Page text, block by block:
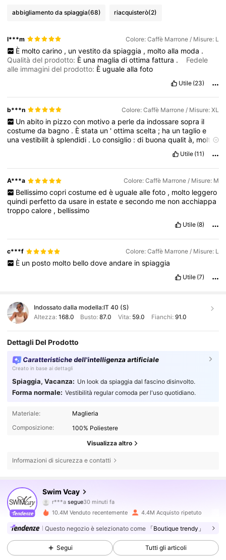
abbigliamento da spiaggia(68) riacquisterò(2)
l***m Colore: Caffè Marrone / Misure: L
È molto carino , un vestito da spiaggia , molto alla moda .
Qualità del prodotto: È una magliadiottimafattura .
Fedele
alle immagini del prodotto: È ugualeallafoto
Utile (23)
b***n Colore: Caffè Marrone / Misure: XL
Un abito in pizzo con motivo a perle da indossare sopra il
costumeda bagno . Èstata un 'ottimascelta ; ha untaglioe
unavestibilitàsplendidi . Loconsiglio :di buonaqualità, molto
unpo'con
lavaggio.Splendido,anchemegliodiquantomiaspettassi.
Spedizione econsegna perfetto
Utile (11)
A***a Colore: Caffè Marrone / Misure: M
Bellissimo copri costume ed è uguale alle foto , molto leggero
quindi perfettoda usare inestateesecondo me nonacchiappa
troppocalore , bellissimo
Utile (8)
c***f Colore: Caffè Marrone / Misure: L
È un posto molto bello dove andare in spiaggia
Utile (7)
Indossato dalla modella:IT 40 (S)
Altezza: 168.0 Busto:87.0 Vita: 59.0 Fianchi: 91.0
Dettagli Del Prodotto
Caratteristiche dell'intelligenza artificiale
Creato in base ai dettagli
Spiaggia, Vacanza: Un look da spiaggia dal fascino disinvolto.
Forma normale: Vestibilità regular comoda per l'uso quotidiano.
Materiale:
Maglieria
Composizione:
100% Poliestere
Visualizza altro
Informazioni di sicurezza e contatti
Swim Vcay
n***4 sta navigando
4.83
600K Follower
4.83 600K Follower
10.4M Venduto recentemente 4.4M Acquisto ripetuto
Questo negozio è selezionato come 「Boutique trendy」
Segui Tutti gli articoli